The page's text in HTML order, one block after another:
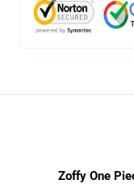
Zoffy One